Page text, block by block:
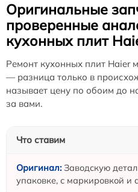
Оригинальные
проверенные
кухонных плит
Ремонт кухонных плит Haier
— разница только в
называет цену по обоим до
за вами.
Что ставим
Заводскую
упаковке, с маркировкой и